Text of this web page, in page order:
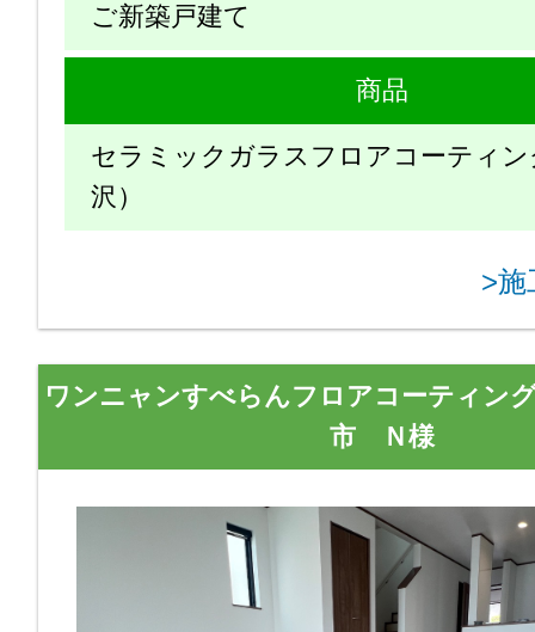
ご新築戸建て
商品
セラミックガラスフロアコーティン
沢）
>施
ワンニャンすべらんフロアコーティン
市 Ｎ様